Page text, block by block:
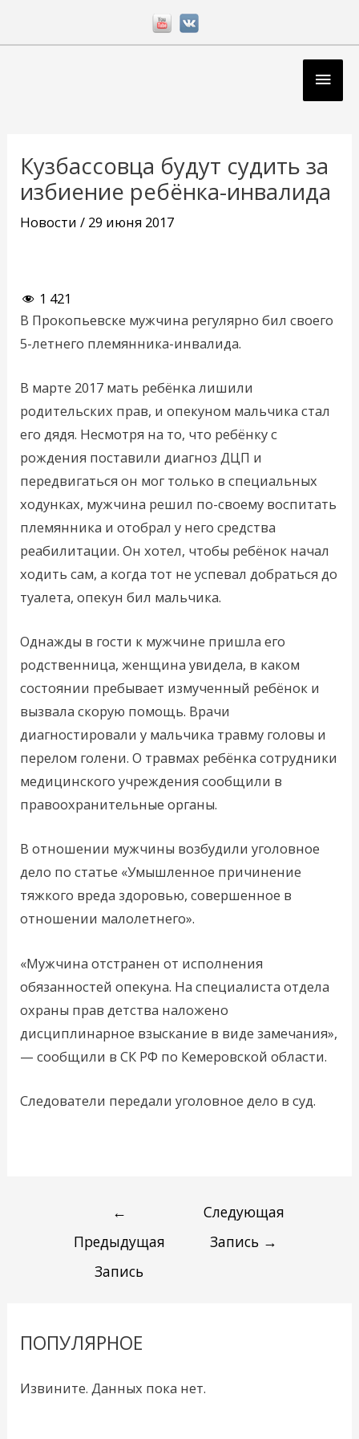
Кузбассовца будут судить за
избиение ребёнка-инвалида
Новости / 29 июня 2017
1 421
В Прокопьевске мужчина регулярно бил своего
5-летнего племянника-инвалида.
В марте 2017 мать ребёнка лишили
родительских прав, и опекуном мальчика стал
его дядя. Несмотря на то, что ребёнку с
рождения поставили диагноз ДЦП и
передвигаться он мог только в специальных
ходунках, мужчина решил по-своему воспитать
племянника и отобрал у него средства
реабилитации. Он хотел, чтобы ребёнок начал
ходить сам, а когда тот не успевал добраться до
туалета, опекун бил мальчика.
Однажды в гости к мужчине пришла его
родственница, женщина увидела, в каком
состоянии пребывает измученный ребёнок и
вызвала скорую помощь. Врачи
диагностировали у мальчика травму головы и
перелом голени. О травмах ребёнка сотрудники
медицинского учреждения сообщили в
правоохранительные органы.
В отношении мужчины возбудили уголовное
дело по статье «Умышленное причинение
тяжкого вреда здоровью, совершенное в
отношении малолетнего».
«Мужчина отстранен от исполнения
обязанностей опекуна. На специалиста отдела
охраны прав детства наложено
дисциплинарное взыскание в виде замечания»,
— сообщили в СК РФ по Кемеровской области.
Следователи передали уголовное дело в суд.
записям
←
Предыдущая
Запись
Следующая
Запись →
ПОПУЛЯРНОЕ
Извините. Данных пока нет.